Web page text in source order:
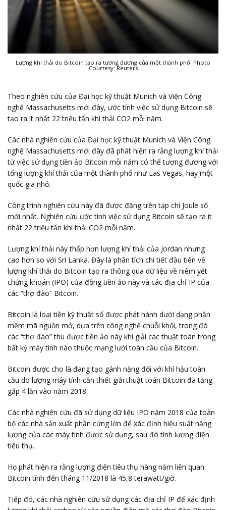
Lượng khí thải do Bitcoin tạo ra tương đương của một thành phố. Photo
Courtesy: Reuters
Theo nghiên cứu của Đại học kỹ thuật Munich và Viện Công
nghệ Massachusetts mới đây, ước tính việc sử dụng Bitcoin sẽ
tạo ra ít nhất 22 triệu tấn khí thải CO2 mỗi năm.
Các nhà nghiên cứu của Đại học kỹ thuật Munich và Viện Công
nghệ Massachusetts mới đây đã phát hiện ra rằng lượng khí thải
từ việc sử dụng tiền ảo Bitcoin mỗi năm có thể tương đương với
tổng lượng khí thải của một thành phố như Las Vegas, hay một
quốc gia nhỏ.
Công trình nghiên cứu này đã được đăng trên tạp chí Joule số
mới nhất. Nghiên cứu ước tính việc sử dụng Bitcoin sẽ tạo ra ít
nhất 22 triệu tấn khí thải CO2 mỗi năm.
Lượng khí thải này thấp hơn lượng khí thải của Jordan nhưng
cao hơn so với Sri Lanka. Đây là phân tích chi tiết đầu tiên về
lượng khí thải do Bitcoin tạo ra thông qua dữ liệu về niêm yết
chứng khoán (IPO) của đồng tiền ảo này và các địa chỉ IP của
các “thợ đào” Bitcoin.
Bitcoin là loại tiền kỹ thuật số được phát hành dưới dạng phần
mềm mã nguồn mở, dựa trên công nghệ chuỗi khối, trong đó
các “thợ đào” thu được tiền ảo này khi giải các thuật toán trong
bất kỳ máy tính nào thuộc mạng lưới toàn cầu của Bitcoin.
Bitcoin được cho là đang tạo gánh nặng đối với khí hậu toàn
cầu do lượng máy tính cần thiết giải thuật toán Bitcoin đã tăng
gấp 4 lần vào năm 2018.
Các nhà nghiên cứu đã sử dụng dữ liệu IPO năm 2018 của toàn
bộ các nhà sản xuất phần cứng lớn để xác định hiệu suất năng
lượng của các máy tính được sử dụng, sau đó tính lượng điện
tiêu thụ.
Họ phát hiện ra rằng lượng điện tiêu thụ hàng năm liên quan
Bitcoin tính đến tháng 11/2018 là 45,8 terawatt/giờ.
Tiếp đó, các nhà nghiên cứu sử dụng các địa chỉ IP để xác định